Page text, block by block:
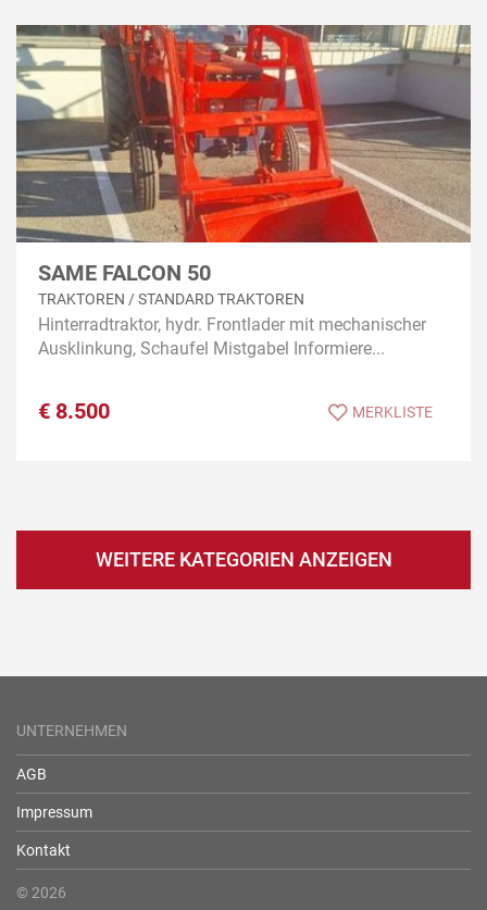
SAME FALCON 50
TRAKTOREN / STANDARD TRAKTOREN
Hinterradtraktor, hydr. Frontlader mit mechanischer
Ausklinkung, Schaufel Mistgabel Informiere...
€ 8.500 MERKLISTE
WEITERE KATEGORIEN ANZEIGEN
UNTERNEHMEN
AGB
Impressum
Kontakt
© 2026